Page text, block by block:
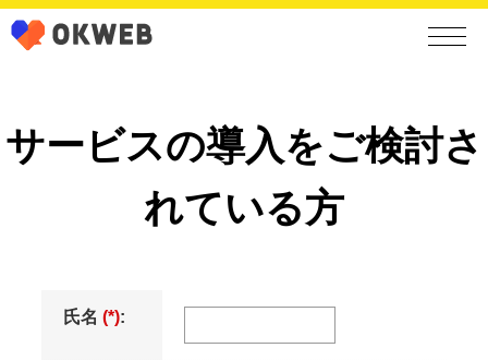
サービスの導入をご検討さ
れている方